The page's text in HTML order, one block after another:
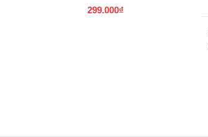
SELECT SERIES BANDAI
299.000₫